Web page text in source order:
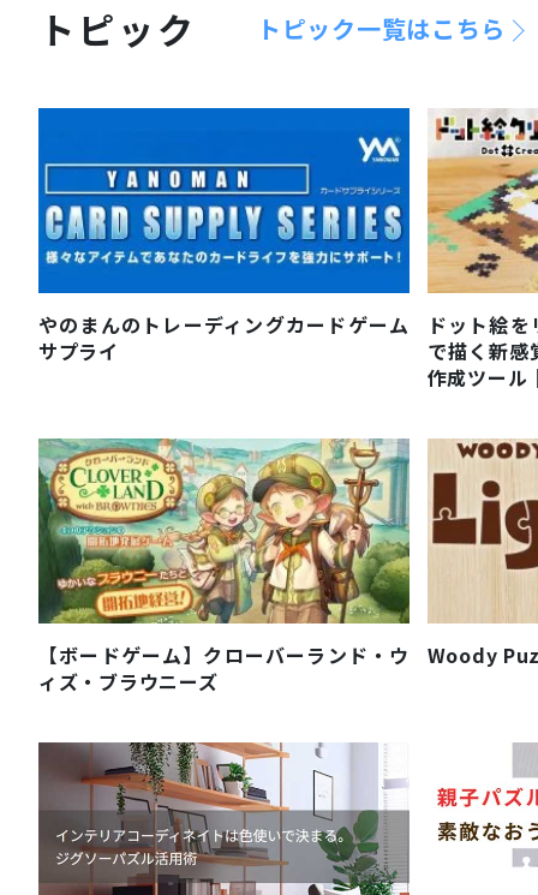
トピック トピック一覧はこちら
やのまんのトレーディングカードゲーム
サプライ
ドット絵
で描く新
作成ツール
【ボードゲーム】クローバーランド・ウ
ィズ・ブラウニーズ
Woody